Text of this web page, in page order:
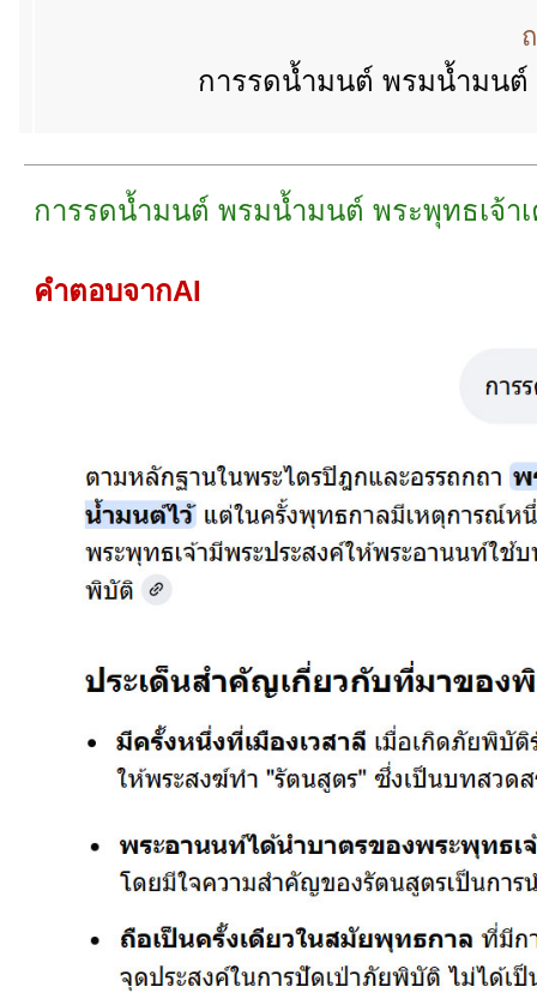
การรดน้ำมนต์ พรมน้ำมนต์
การรดน้ำมนต์ พรมน้ำมนต์ พระพุทธเจ้า
คำตอบจากAI